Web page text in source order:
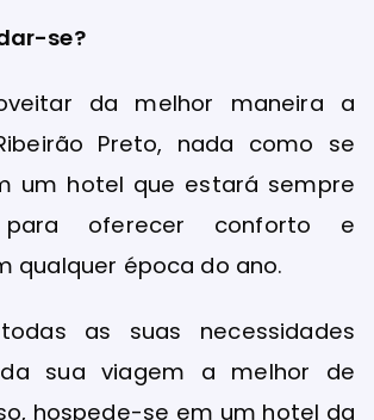
se?
da melhor maneira a
Preto, nada como se
um hotel que estará sempre
para oferecer conforto e
qualquer época do ano.
as suas necessidades
sua viagem a melhor de
hospede-se em um hotel da